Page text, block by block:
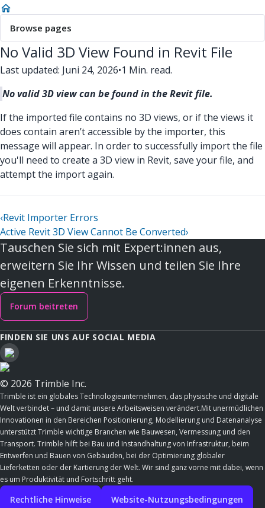
Browse pages
No Valid 3D View Found in Revit File
Last updated: Juni 24, 2026•1 Min. read.
No valid 3D view can be found in the Revit file.
If the imported file contains no 3D views, or if the views it
does contain aren’t accessible by the importer, this
message will appear. In order to successfully import the file
you'll need to create a 3D view in Revit, save your file, and
attempt the import again.
‹Revit Importer Errors
Active Revit 3D View Cannot Be Converted›
Tauschen Sie sich mit Expert:innen aus,
erweitern Sie Ihr Wissen und teilen Sie Ihre
eigenen Erkenntnisse.
Forum beitreten
FINDEN SIE UNS AUF SOCIAL MEDIA
© 2026 Trimble Inc.
Trimble ist ein globales Technologieunternehmen, das physische und digitale
Welt verbindet – und damit unsere Arbeitsweisen verändert.Mit unermüdlichen
Innovationen in den Bereichen Positionierung, Modellierung und Datenanalyse
unterstützt Trimble wichtige Branchen wie Bauwesen, Vermessung und den
Transport. Trimble hilft bei Bau und Instandhaltung von Infrastruktur, beim
Entwerfen und Bauen von Gebäuden, bei der Optimierung globaler
Lieferketten oder der Kartierung der Welt. Wir sind ganz vorne mit dabei, wenn
es um Produktivität und Fortschritt geht.
Rechtliche Hinweise Website-Nutzungsbedingungen